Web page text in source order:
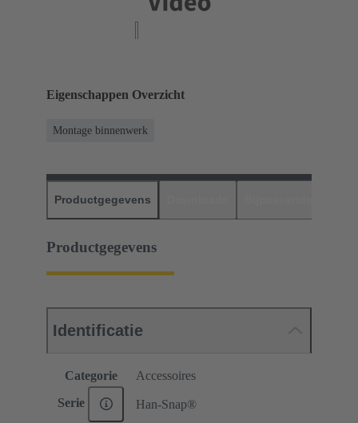
Eigenschappen Overzicht
Montage binnenwerk
Productgegevens
Productgegevens
Identificatie
Categorie Accessoires
Serie Han-Snap®